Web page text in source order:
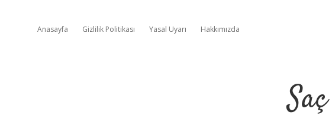
Anasayfa Gizlilik Politikası Yasal Uyarı Hakkımızda